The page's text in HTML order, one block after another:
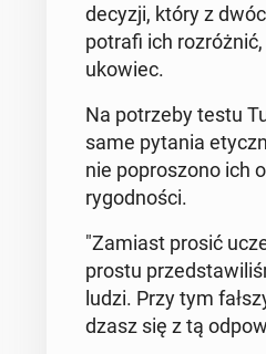
decyzji, który z
potrafi ich
uko­wiec.
Na po­trze­by testu
same pytania
nie po­pro­szo­no ich
ry­god­no­ści.
"Zamiast prosić
prostu
ludzi. Przy tym
dzasz się z tą